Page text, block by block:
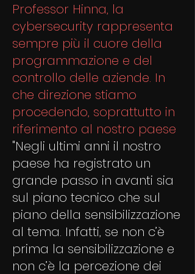
Professor Hinna, la
cybersecurity rappresenta
sempre più il cuore della
programmazione e del
controllo delle aziende. In
che direzione stiamo
procedendo, soprattutto in
riferimento al nostro paese
"Negli ultimi anni il nostro
paese ha registrato un
grande passo in avanti sia
sul piano tecnico che sul
piano della sensibilizzazione
al tema. Infatti, se non c’è
prima la sensibilizzazione e
non c’è la percezione dei